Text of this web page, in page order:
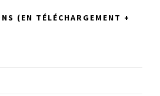
(EN TÉLÉCHARGEMENT +